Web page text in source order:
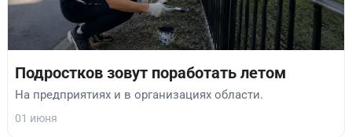
Подростков зовут поработать летом
На предприятиях и в организациях области.
01 июня